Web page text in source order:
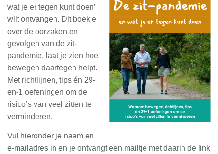
wat je er tegen kunt doen’
wilt ontvangen. Dit boekje
over de oorzaken en
gevolgen van de zit-
pandemie, laat je zien hoe
bewegen daartegen helpt.
Met richtlijnen, tips én 29-
en-1 oefeningen om de
risico’s van veel zitten te
verminderen.
Vul hieronder je naam en
e-mailadres in en je ontvangt een mailtje met daarin de link